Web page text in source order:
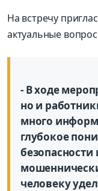
На встречу
актуальные
- В ходе
но и
много
глубокое
человеку